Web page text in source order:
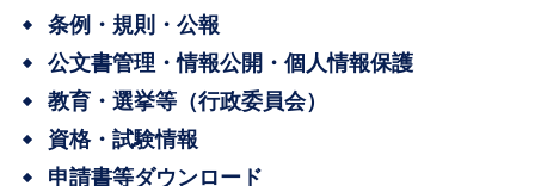
条例・規則・公報
公文書管理・情報公開・個人情報保護
教育・選挙等（行政委員会）
資格・試験情報
申請書等ダウンロード